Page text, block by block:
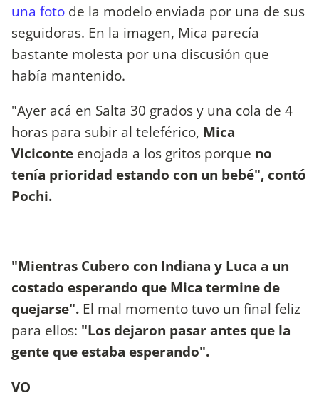
una foto de la modelo enviada por una de sus
seguidoras. En la imagen, Mica parecía
bastante molesta por una discusión que
había mantenido.
"Ayer acá en Salta 30 grados y una cola de 4
horas para subir al teleférico, Mica
Viciconte enojada a los gritos porque no
tenía prioridad estando con un bebé", contó
Pochi.
"Mientras Cubero con Indiana y Luca a un
costado esperando que Mica termine de
quejarse". El mal momento tuvo un final feliz
para ellos: "Los dejaron pasar antes que la
gente que estaba esperando".
VO